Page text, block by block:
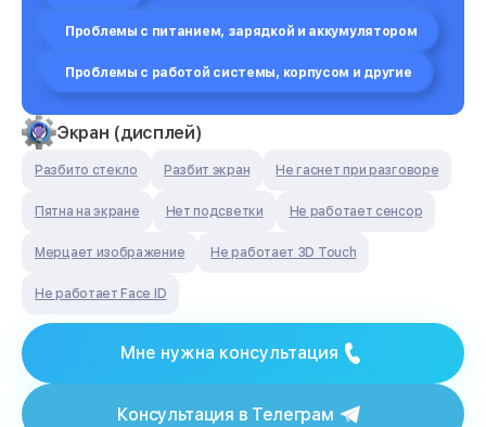
Проблемы с питанием, зарядкой и аккумулятором
Проблемы с работой системы, корпусом и другие
Экран (дисплей)
Разбито стекло Разбит экран Не гаснет при разговоре
Пятна на экране Нет подсветки Не работает сенсор
Мерцает изображение Не работает 3D Touch
Не работает Face ID
Мне нужна консультация
Консультация в Телеграм